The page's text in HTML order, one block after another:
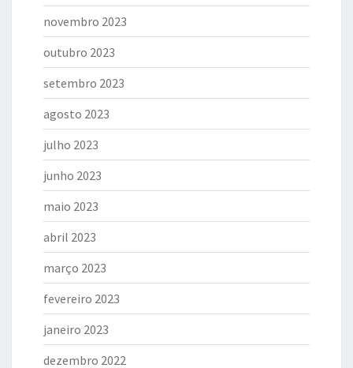
novembro 2023
outubro 2023
setembro 2023
agosto 2023
julho 2023
junho 2023
maio 2023
abril 2023
março 2023
fevereiro 2023
janeiro 2023
dezembro 2022